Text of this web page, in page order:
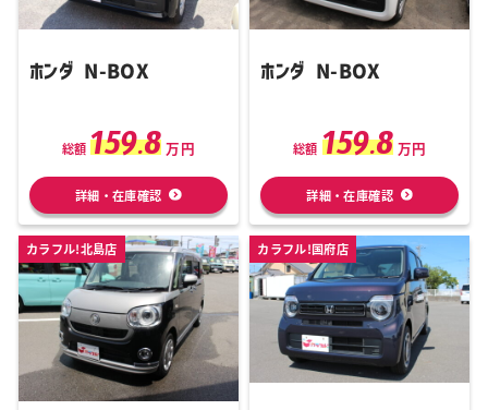
ホンダ N-BOX
総額 159.8 万円
詳細・在庫確認
ホンダ N-BOX
総額 159.8 万円
詳細・在庫確認
カラフル!北島店 カラフル!国府店